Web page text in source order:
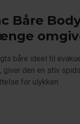
Båre
båre ideel til
giver den en stiv
for ulykken.